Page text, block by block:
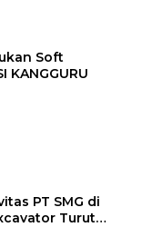
Soft
KANGGURU
PT SMG di
Turut